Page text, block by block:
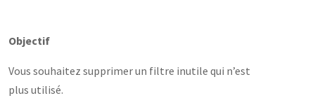
Objectif
Vous souhaitez supprimer un filtre inutile qui n’est
plus utilisé.